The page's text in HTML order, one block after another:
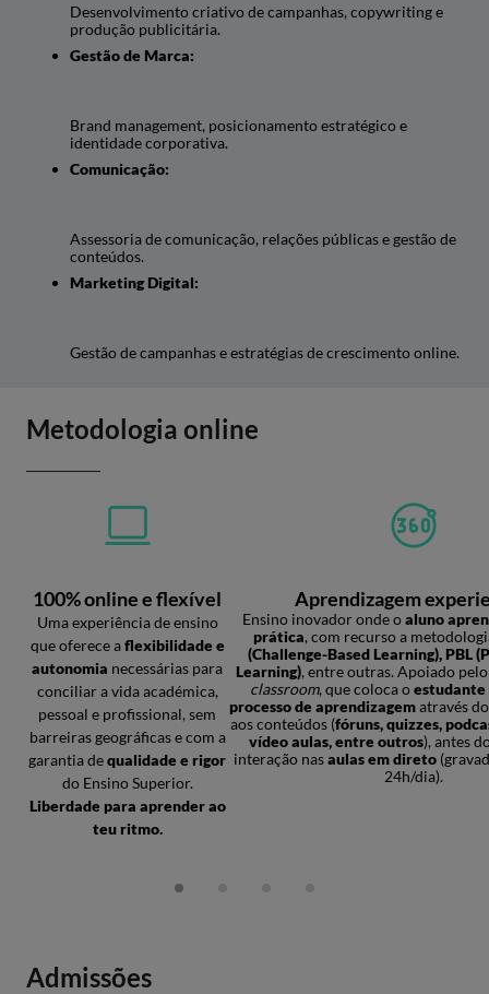
Desenvolvimento criativo de campanhas, copywriting e
produção publicitária.
Gestão de Marca:
Brand management, posicionamento estratégico e
identidade corporativa.
Comunicação:
Assessoria de comunicação, relações públicas e gestão de
conteúdos.
Marketing Digital:
Gestão de campanhas e estratégias de crescimento online.
Metodologia online
100% online e flexível
Uma experiência de ensino
que oferece aflexibilidade e
autonomia necessárias para
conciliar a vida académica,
pessoal e profissional, sem
barreiras geográficas e com a
garantia dequalidade e rigor
do Ensino Superior.
Liberdade para aprender ao
teu ritmo.
Aprendizagem
Ensino inovador onde oaluno
prática, com recurso a
(Challenge-Based Learning), PBL
Learning), entre outras. Apoiado
classroom, que coloca oestudante
processo de aprendizagematravés
aos conteúdos (fóruns, quizzes,
vídeo aulas, entre outros), antes
interação nasaulas em direto
24h/dia).
Admissões